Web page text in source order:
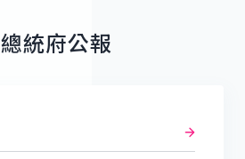
總統府公報